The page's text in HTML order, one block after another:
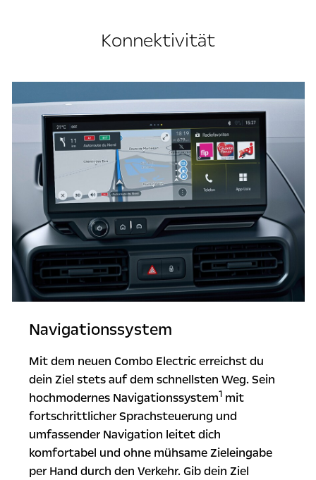
Konnektivität
Navigationssystem
Mit dem neuen Combo Electric erreichst du
dein Ziel stets auf dem schnellsten Weg. Sein
hochmodernes Navigationssystem1mit
fortschrittlicher Sprachsteuerung und
umfassender Navigation leitet dich
komfortabel und ohne mühsame Zieleingabe
per Hand durch den Verkehr. Gib dein Ziel